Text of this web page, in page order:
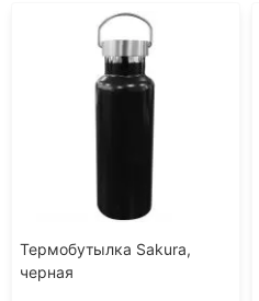
Термобутылка Sakura,
черная